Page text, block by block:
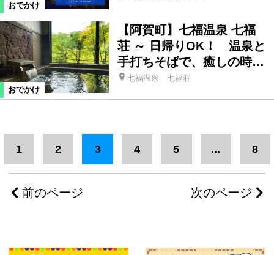
おでかけ
おでかけ
【阿賀町】七福温泉 七福
荘 ～ 日帰りOK！ 温泉と
手打ちそばで、癒しの時…
七福温泉 七福荘
前のページ
1 2 3 4 5 ... 8
次のページ